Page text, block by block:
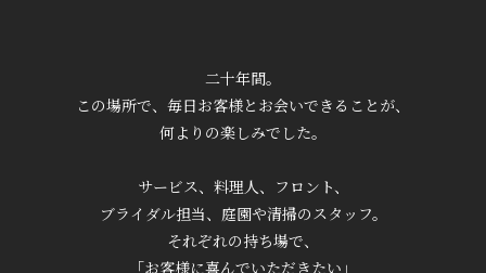
二十年間。
この場所で、毎日お客様とお会いできることが、
何よりの楽しみでした。
サービス、料理人、フロント、
ブライダル担当、庭園や清掃のスタッフ。
それぞれの持ち場で、
「お客様に喜んでいただきたい」